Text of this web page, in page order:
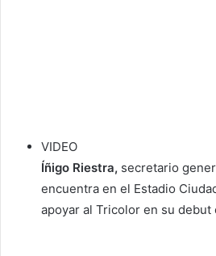
VIDEO
Íñigo Riestra, secretario
encuentra en el Estadio
apoyar al Tricolor en su debut